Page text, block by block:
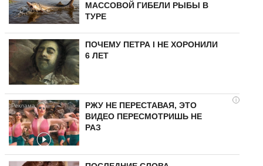
МАССОВОЙ ГИБЕЛИ РЫБЫ В
ТУРЕ
ПОЧЕМУ ПЕТРА I НЕ ХОРОНИЛИ
6 ЛЕТ
i
РЖУ НЕ ПЕРЕСТАВАЯ, ЭТО
ВИДЕО ПЕРЕСМОТРИШЬ НЕ
РАЗ